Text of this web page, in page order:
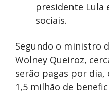
presidente Lula
sociais.
Segundo o ministro
Wolney Queiroz,
serão pagas por
1,5 milhão de